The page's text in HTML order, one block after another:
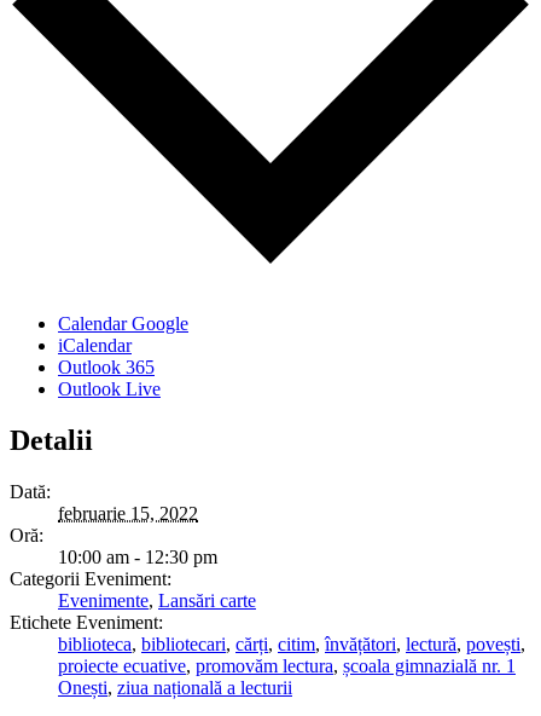
Calendar Google
iCalendar
Outlook 365
Outlook Live
Detalii
Dată:
februarie 15, 2022
Oră:
10:00 am - 12:30 pm
Categorii Eveniment:
Evenimente, Lansări carte
Etichete Eveniment:
biblioteca, bibliotecari, cărți, citim,învățători, lectură, povești,
proiecte ecuative, promovăm lectura, școala gimnazială nr. 1
Onești, ziua națională a lecturii